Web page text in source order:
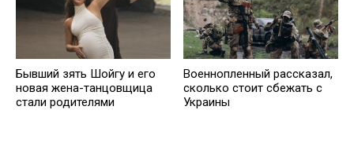
Бывший зять Шойгу и его
новая жена-танцовщица
стали родителями
Военнопленный рассказал,
сколько стоит сбежать с
Украины